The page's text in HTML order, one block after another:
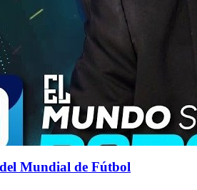
Mundial de Fútbol